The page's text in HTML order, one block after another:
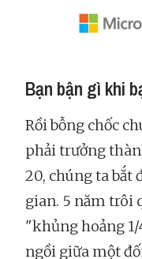
Bạn bận gì khi
Rồi bỗng chốc
phải trưởng
20, chúng ta bắt
gian. 5 năm trôi
"khủng hoảng
ngồi giữa một